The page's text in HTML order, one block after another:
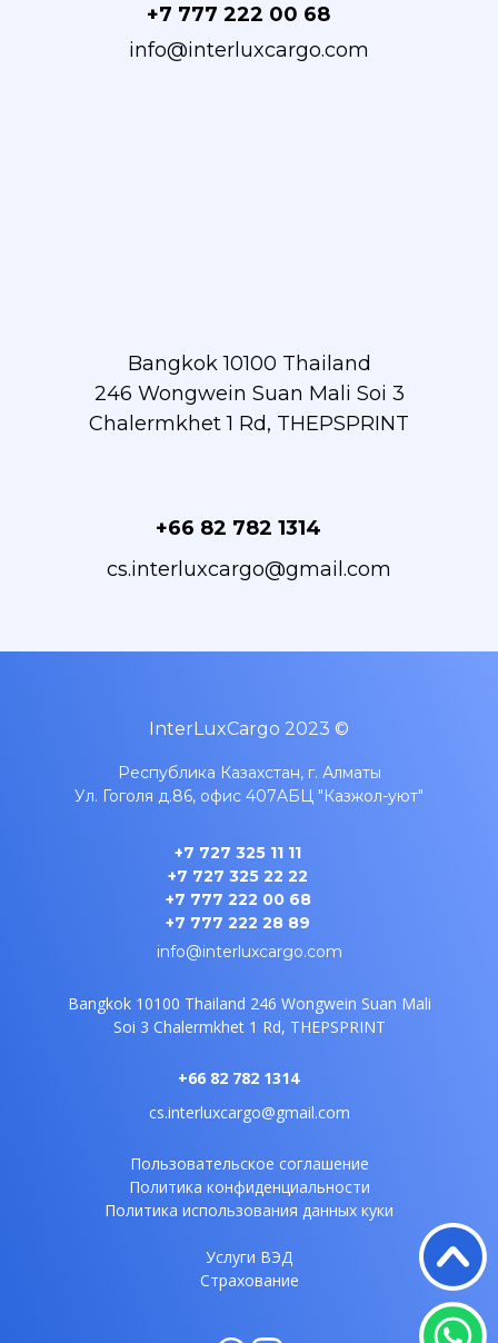
+7 777 222 00 68
info@interluxcargo.com
Bangkok 10100 Thailand
246 Wongwein Suan Mali Soi 3
Chalermkhet 1 Rd, THEPSPRINT
+66 82 782 1314
cs.interluxcargo@gmail.com
InterLuxCargo 2023 ©
Республика Казахстан, г. Алматы
Ул. Гоголя д.86, офис 407AБЦ "Казжол-уют"
+7 727 325 11 11
+7 727 325 22 22
+7 777 222 00 68
+7 777 222 28 89
info@interluxcargo.com
Bangkok 10100 Thailand 246 Wongwein Suan Mali
Soi 3 Chalermkhet 1 Rd, THEPSPRINT
+66 82 782 1314
cs.interluxcargo@gmail.com
Пользовательское соглашение
Политика конфиденциальности
Политика использования данных куки
Услуги ВЭД
Страхование